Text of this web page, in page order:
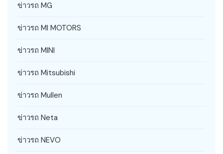
ข่าวรถ MG
ข่าวรถ MI MOTORS
ข่าวรถ MINI
ข่าวรถ Mitsubishi
ข่าวรถ Mullen
ข่าวรถ Neta
ข่าวรถ NEVO